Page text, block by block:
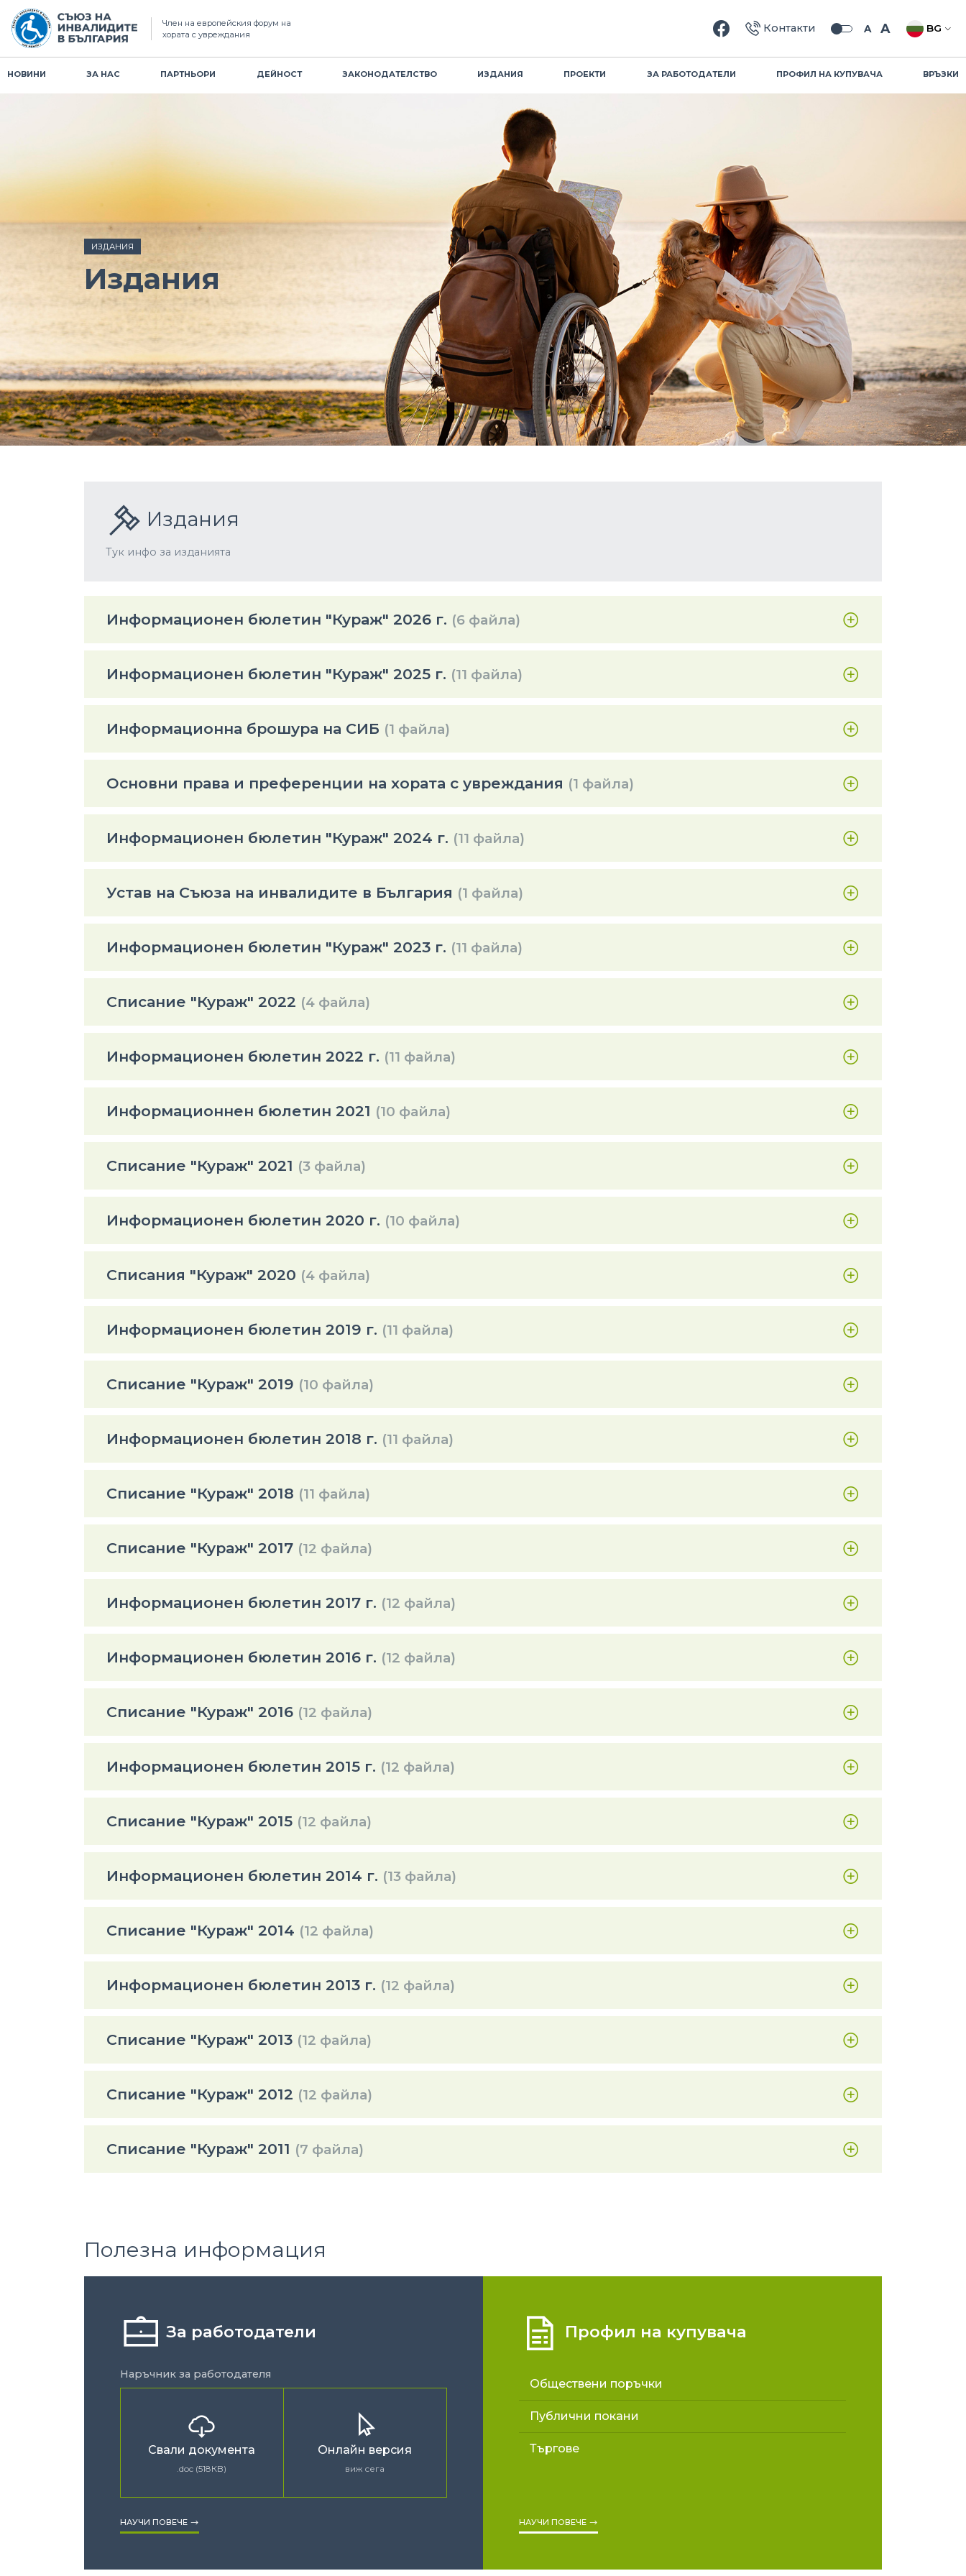
Член на европейския форум на
хората с увреждания
Контакти A A BG
НОВИНИ ЗА НАС ПАРТНЬОРИ ДЕЙНОСТ ЗАКОНОДАТЕЛСТВО ИЗДАНИЯ ПРОЕКТИ ЗА РАБОТОДАТЕЛИ ПРОФИЛ НА КУПУВАЧА ВРЪЗКИ
Търсене
ИЗДАНИЯ
Издания
Издания
Тук инфо за изданията
Информационен бюлетин "Кураж" 2026 г. (6 файла)
Информационен бюлетин "Кураж" 2025 г. (11 файла)
Информационна брошура на СИБ (1 файла)
Основни права и преференции на хората с увреждания (1 файла)
Информационен бюлетин "Кураж" 2024 г. (11 файла)
Устав на Съюза на инвалидите в България (1 файла)
Информационен бюлетин "Кураж" 2023 г. (11 файла)
Списание "Кураж" 2022 (4 файла)
Информационен бюлетин 2022 г. (11 файла)
Информационнен бюлетин 2021 (10 файла)
Списание "Кураж" 2021 (3 файла)
Информационен бюлетин 2020 г. (10 файла)
Списания "Кураж" 2020 (4 файла)
Информационен бюлетин 2019 г. (11 файла)
Списание "Кураж" 2019 (10 файла)
Информационен бюлетин 2018 г. (11 файла)
Списание "Кураж" 2018 (11 файла)
Списание "Кураж" 2017 (12 файла)
Информационен бюлетин 2017 г. (12 файла)
Информационен бюлетин 2016 г. (12 файла)
Списание "Кураж" 2016 (12 файла)
Информационен бюлетин 2015 г. (12 файла)
Списание "Кураж" 2015 (12 файла)
Информационен бюлетин 2014 г. (13 файла)
Списание "Кураж" 2014 (12 файла)
Информационен бюлетин 2013 г. (12 файла)
Списание "Кураж" 2013 (12 файла)
Списание "Кураж" 2012 (12 файла)
Списание "Кураж" 2011 (7 файла)
Полезна информация
За работодатели
Наръчник за работодателя
Свали документа
.doc (518КB)
Онлайн версия
виж сега
НАУЧИ ПОВЕЧЕ
Профил на купувача
Обществени поръчки
Публични покани
Търгове
НАУЧИ ПОВЕЧЕ